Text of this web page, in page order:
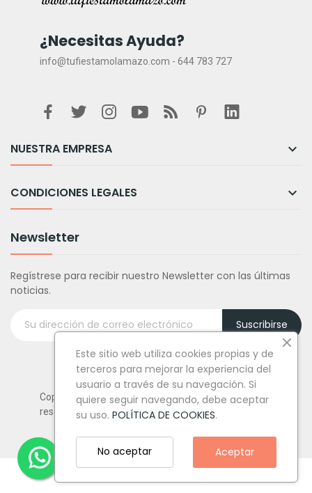
¿Necesitas Ayuda?
info@tufiestamolamazo.com - 644 783 727
NUESTRA EMPRESA 
CONDICIONES LEGALES 
Newsletter
Regístrese para recibir nuestro Newsletter con las últimas
noticias.
Suscribirse
Copyright © Tufiestamolamazo.com - Todos los derechos
reservados.
Este sitio web utiliza cookies propias y de
terceros para mejorar la experiencia del
usuario a través de su navegación. Si
quiere seguir navegando, debe aceptar
su uso. POLÍTICA DE COOKIES.
Aceptar
No aceptar